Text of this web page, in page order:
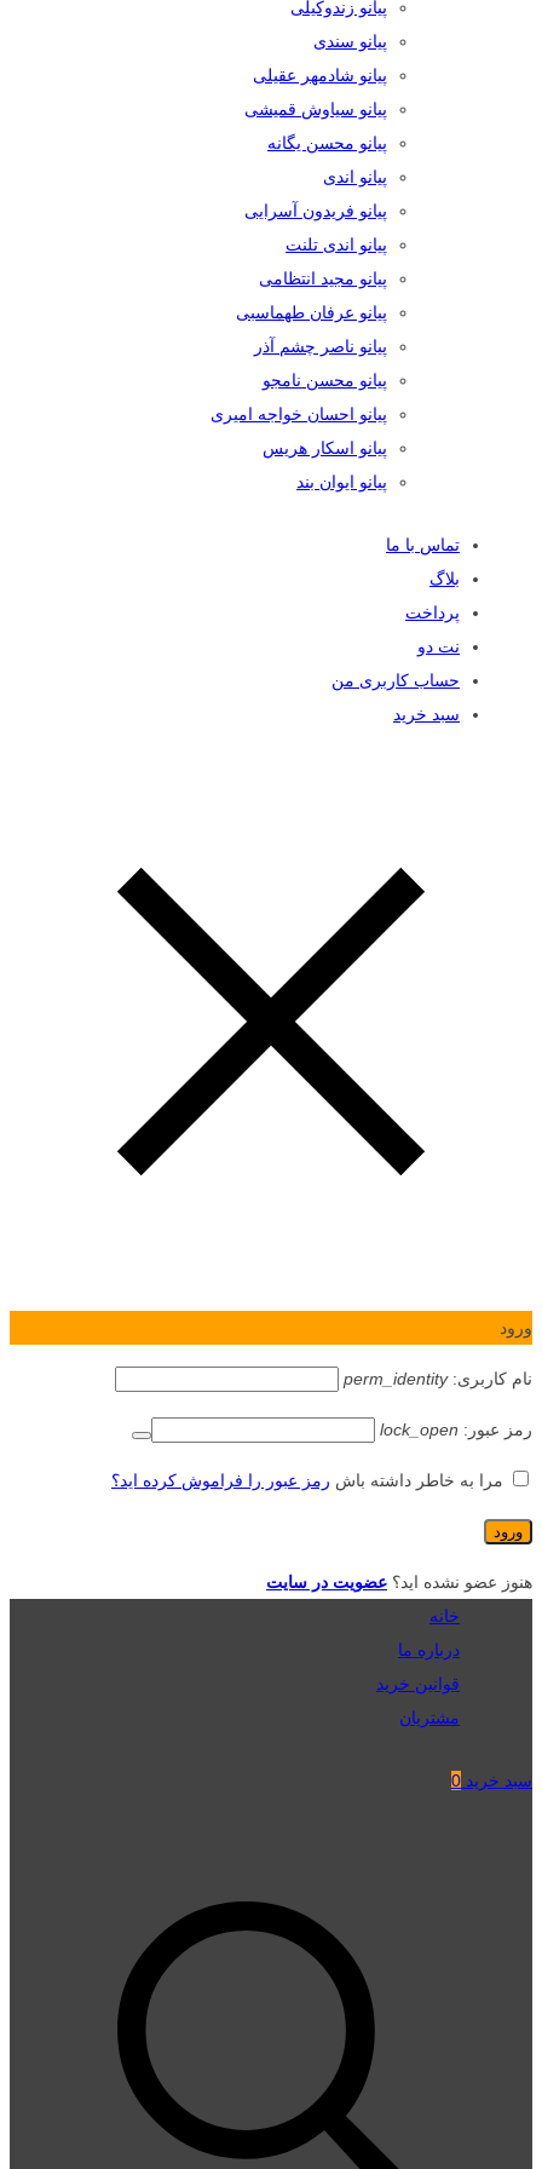
پیانو زندوکیلی
پیانو سندی
پیانو شادمهر عقیلی
پیانو سیاوش قمیشی
پیانو محسن یگانه
پیانو اندی
پیانو فریدون آسرایی
پیانو اندی تلنت
پیانو مجید انتظامی
پیانو عرفان طهماسبی
پیانو ناصر چشم آذر
پیانو محسن نامجو
پیانو احسان خواجه امیری
پیانو اسکار هریس
پیانو ایوان بند
تماس با ما
بلاگ
پرداخت
نت دو
حساب کاربری من
سبد خرید
ورود
نام کاربری:perm_identity
رمز عبور: lock_open
مرا به خاطر داشته باش رمز عبور را فراموش کرده اید؟
هنوز عضو نشده اید؟ عضویت در سایت
خانه
درباره ما
قوانین خرید
مشتریان
سبد خرید 0